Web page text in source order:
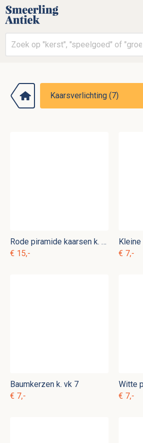
Rode piramide kaarsen k. vk 3
€ 15,-
€ 7,-
Baumkerzen k. vk 7
€ 7,-
€ 7,-